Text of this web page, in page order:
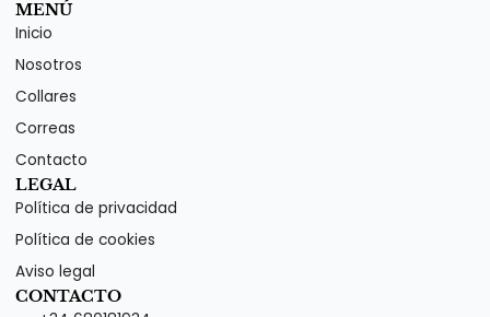
MENÚ
Inicio
Nosotros
Collares
Correas
Contacto
LEGAL
Política de privacidad
Política de cookies
Aviso legal
CONTACTO